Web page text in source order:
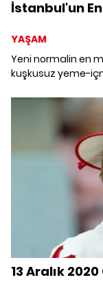
İstanbul'un En
YAŞAM
Yeni normalin en
kuşkusuz yeme-
atalım mı?
ve Boğaz
popüler en ünlü 12
13 Aralık